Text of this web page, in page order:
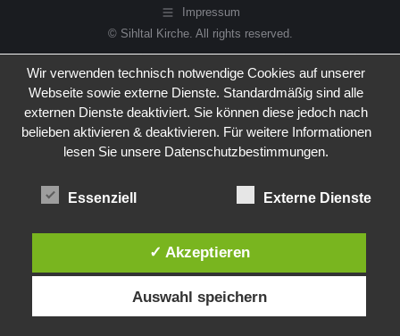
Impressum
© Sihltal Kirche. All rights reserved.
Wir verwenden technisch notwendige Cookies auf unserer
Webseite sowie externe Dienste. Standardmäßig sind alle
externen Dienste deaktiviert. Sie können diese jedoch nach
belieben aktivieren & deaktivieren. Für weitere Informationen
lesen Sie unsere Datenschutzbestimmungen.
Essenziell Externe Dienste
✓ Akzeptieren
Auswahl speichern